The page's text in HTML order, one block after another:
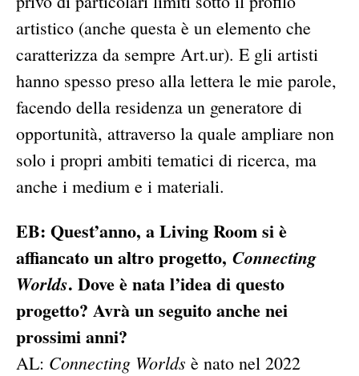
artistico (anche questa è un elemento che
caratterizza da sempre Art.ur). E gli artisti
hanno spesso preso alla lettera le mie parole,
facendo della residenza un generatore di
opportunità, attraverso la quale ampliare non
solo i propri ambiti tematici di ricerca, ma
anche i medium e i materiali.
EB: Quest’anno, a Living Room si è
affiancato un altro progetto, Connecting
Worlds. Dove è nata l’idea di questo
progetto? Avrà un seguito anche nei
prossimi anni?
AL: Connecting Worlds è nato nel 2022